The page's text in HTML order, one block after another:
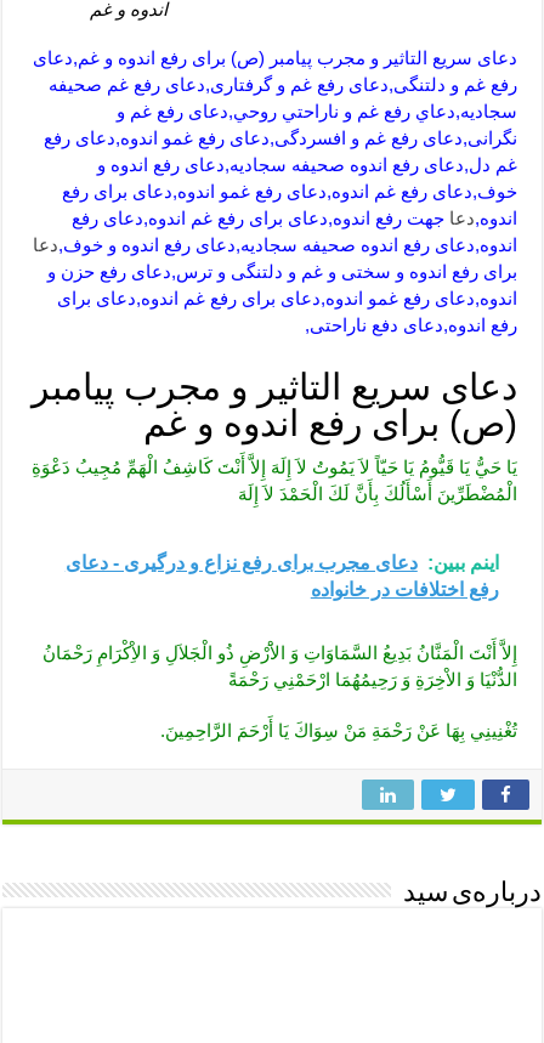
اندوه و غم
دعای سریع التاثیر و مجرب پیامبر (ص) برای رفع اندوه و غم,دعای
رفع غم و دلتنگی,دعای رفع غم و گرفتاری,دعای رفع غم صحیفه
سجادیه,دعاي رفع غم و ناراحتي روحي,دعای رفع غم و
نگرانی,دعای رفع غم و افسردگی,دعای رفع غمو اندوه,دعای رفع
غم دل,دعای رفع اندوه صحیفه سجادیه,دعای رفع اندوه و
خوف,دعای رفع غم اندوه,دعای رفع غمو اندوه,دعای برای رفع
اندوه,دعا جهت رفع اندوه,دعای برای رفع غم اندوه,دعای رفع
اندوه,دعای رفع اندوه صحیفه سجادیه,دعای رفع اندوه و خوف,دعا
برای رفع اندوه و سختی و غم و دلتنگی و ترس,دعای رفع حزن و
اندوه,دعای رفع غمو اندوه,دعای برای رفع غم اندوه,دعای برای
رفع اندوه,دعای دفع ناراحتی,
دعای سریع التاثیر و مجرب پیامبر
(ص) برای رفع اندوه و غم
يَا حَيُّ يَا قَيُّومُ يَا حَيّاً لاَ يَمُوتُ لاَ إِلَهَ إِلاَّ أَنْتَ كَاشِفُ الْهَمِّ مُجِيبُ دَعْوَةِ
الْمُضْطَرِّينَ أَسْأَلُكَ بِأَنَّ لَكَ الْحَمْدَ لاَ إِلَهَ
اینم ببین: دعای مجرب برای رفع نزاع و درگیری - دعای
رفع اختلافات در خانواده
إِلاَّ أَنْتَ الْمَنَّانُ بَدِيعُ السَّمَاوَاتِ وَ الاَْرْضِ ذُو الْجَلاَلِ وَ الاِْكْرَامِ رَحْمَانُ
الدُّنْيَا وَ الاْخِرَةِ وَ رَحِيمُهُمَا ارْحَمْنِي رَحْمَةً
تُغْنِينِي بِهَا عَنْ رَحْمَةِ مَنْ سِوَاكَ يَا أَرْحَمَ الرَّاحِمِينَ.
درباره‌ی سید